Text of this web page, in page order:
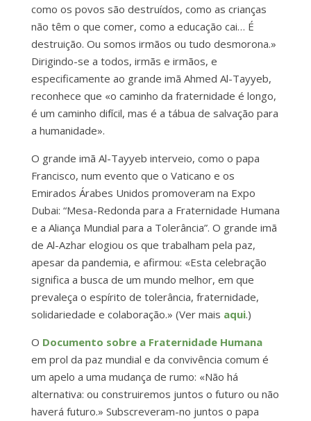
como os povos são destruídos, como as crianças
não têm o que comer, como a educação cai… É
destruição. Ou somos irmãos ou tudo desmorona.»
Dirigindo-se a todos, irmãs e irmãos, e
especificamente ao grande imã Ahmed Al-Tayyeb,
reconhece que «o caminho da fraternidade é longo,
é um caminho difícil, mas é a tábua de salvação para
a humanidade».
O grande imã Al-Tayyeb interveio, como o papa
Francisco, num evento que o Vaticano e os
Emirados Árabes Unidos promoveram na Expo
Dubai: “Mesa-Redonda para a Fraternidade Humana
e a Aliança Mundial para a Tolerância”. O grande imã
de Al-Azhar elogiou os que trabalham pela paz,
apesar da pandemia, e afirmou: «Esta celebração
significa a busca de um mundo melhor, em que
prevaleça o espírito de tolerância, fraternidade,
solidariedade e colaboração.» (Ver mais aqui.)
O Documento sobre a Fraternidade Humana
em prol da paz mundial e da convivência comum é
um apelo a uma mudança de rumo: «Não há
alternativa: ou construiremos juntos o futuro ou não
haverá futuro.» Subscreveram-no juntos o papa